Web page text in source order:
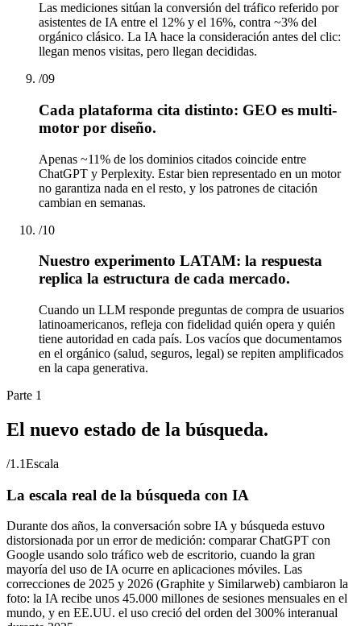
Las mediciones sitúan la conversión del tráfico referido por
asistentes de IA entre el 12% y el 16%, contra ~3% del
orgánico clásico. La IA hace la consideración antes del clic:
llegan menos visitas, pero llegan decididas.
/09
Cada plataforma cita distinto: GEO es multi-
motor por diseño.
Apenas ~11% de los dominios citados coincide entre
ChatGPT y Perplexity. Estar bien representado en un motor
no garantiza nada en el resto, y los patrones de citación
cambian en semanas.
/10
Nuestro experimento LATAM: la respuesta
replica la estructura de cada mercado.
Cuando un LLM responde preguntas de compra de usuarios
latinoamericanos, refleja con fidelidad quién opera y quién
tiene autoridad en cada país. Los vacíos que documentamos
en el orgánico (salud, seguros, legal) se repiten amplificados
en la capa generativa.
Parte 1
El nuevo estado de la búsqueda.
/1.1Escala
La escala real de la búsqueda con IA
Durante dos años, la conversación sobre IA y búsqueda estuvo
distorsionada por un error de medición: comparar ChatGPT con
Google usando solo tráfico web de escritorio, cuando la gran
mayoría del uso de IA ocurre en aplicaciones móviles. Las
correcciones de 2025 y 2026 (Graphite y Similarweb) cambiaron la
foto: la IA recibe unos 45.000 millones de sesiones mensuales en el
mundo, y en EE.UU. el uso creció del orden del 300% interanual